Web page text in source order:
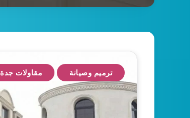
ترميم وصيانة مقاولات جدة